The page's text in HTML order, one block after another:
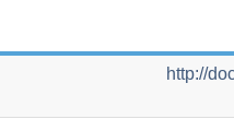
http://